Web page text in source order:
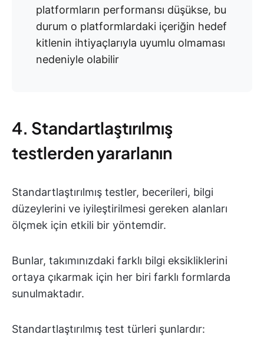
platformların performansı düşükse, bu
durum o platformlardaki içeriğin hedef
kitlenin ihtiyaçlarıyla uyumlu olmaması
nedeniyle olabilir
4. Standartlaştırılmış
testlerden yararlanın
Standartlaştırılmış testler, becerileri, bilgi
düzeylerini ve iyileştirilmesi gereken alanları
ölçmek için etkili bir yöntemdir.
Bunlar, takımınızdaki farklı bilgi eksikliklerini
ortaya çıkarmak için her biri farklı formlarda
sunulmaktadır.
Standartlaştırılmış test türleri şunlardır: